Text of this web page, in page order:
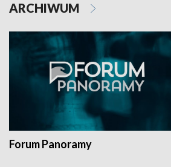
ARCHIWUM
Forum Panoramy